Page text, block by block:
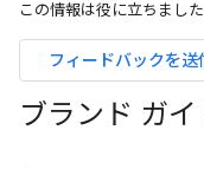
この情報は役に立ちまし
フィードバックを送
ブランド ガ